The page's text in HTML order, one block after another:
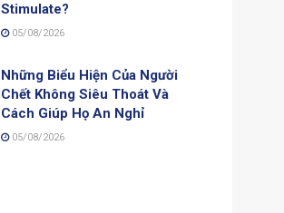
Stimulate?
05/08/2026
Những Biểu Hiện Của Người
Chết Không Siêu Thoát Và
Cách Giúp Họ An Nghỉ
05/08/2026